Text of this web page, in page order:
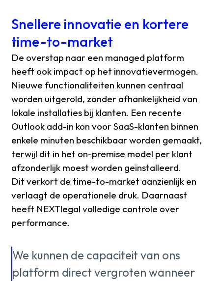
Snellere innovatie en kortere
time-to-market
De overstap naar een managed platform
heeft ook impact op het innovatievermogen.
Nieuwe functionaliteiten kunnen centraal
worden uitgerold, zonder afhankelijkheid van
lokale installaties bij klanten. Een recente
Outlook add-in kon voor SaaS-klanten binnen
enkele minuten beschikbaar worden gemaakt,
terwijl dit in het on-premise model per klant
afzonderlijk moest worden geïnstalleerd.
Dit verkort de time-to-market aanzienlijk en
verlaagt de operationele druk. Daarnaast
heeft NEXTlegal volledige controle over
performance.
We kunnen de capaciteit van ons
platform direct vergroten wanneer